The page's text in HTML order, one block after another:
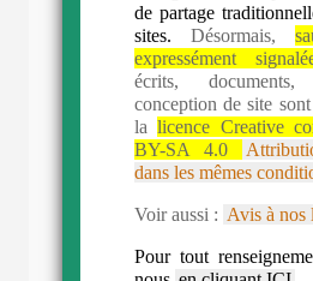
de partage
sites. Désormais,
expressément
écrits,
conception de site
lalicence Creative
BY-SA 4.0
dans les mêmes
Voir aussi : Avis à nos
Pour tout